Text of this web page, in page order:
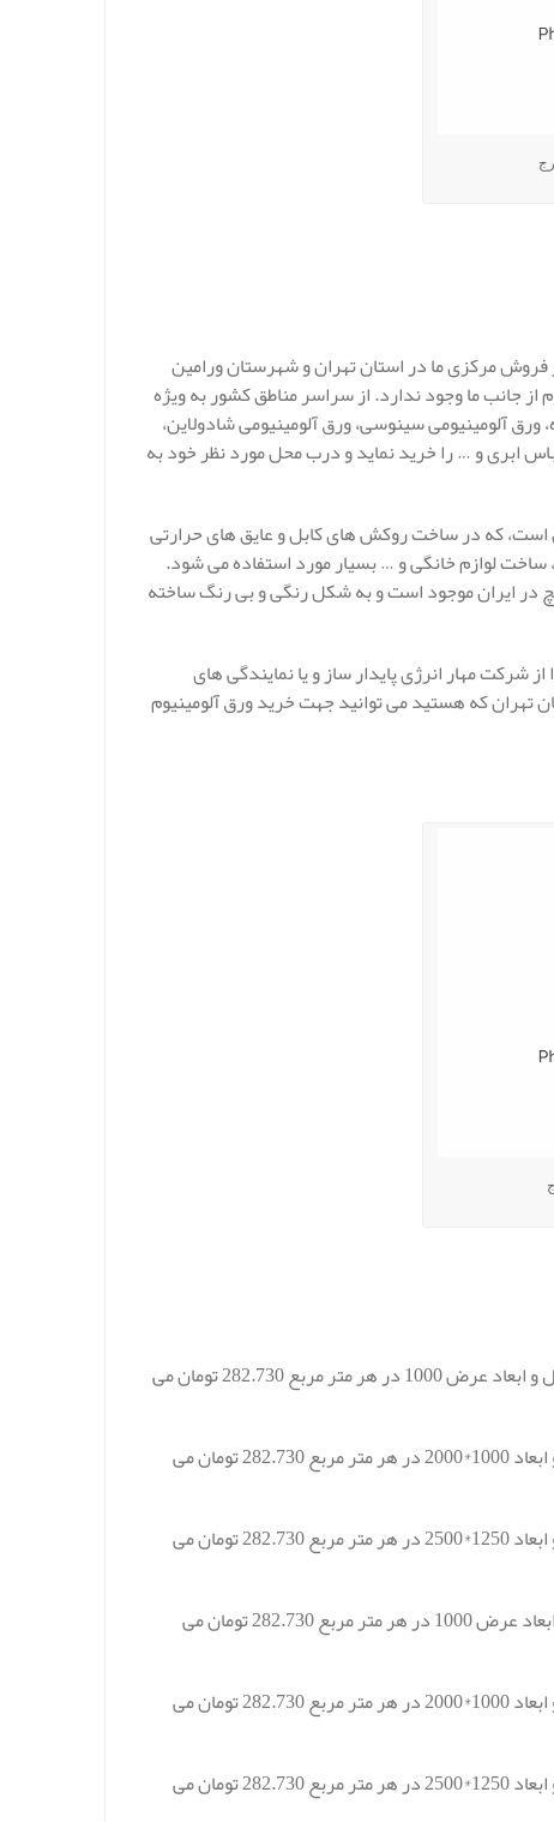
فروش مرکزی ما در استان تهران و شهرستان ورامین
جانب ما وجود ندارد. از سراسر مناطق کشور به ویژه
ورق آلومینیومی سینوسی، ورق آلومینیومی شادولاین،
ابری و … را خرید نماید و درب محل مورد نظر خود به
است، که در ساخت روکش های کابل و عایق های حرارتی
لوازم خانگی و … بسیار مورد استفاده می شود.
های در اندازه و سایز های گوناگونی از 0.008 تا ضخامت 0.25 اینچ در ایران موجود است و به شکل رنگی و بی رنگ ساخته
شرکت مهار انرژی پایدار ساز و یا نمایندگی های
تهران که هستید می توانید جهت خرید ورق آلومینیوم
قیمت ورق آلومینیوم کرج نورد اراک آلیاژ 3105 با ضخامت 0.3 با حالت رول و ابعاد عرض 1000 در هر متر مربع 282.730 تومان می
قیمت ورق آلومینیوم نورد اراک آلیاژ 3105 با ضخامت 0.3 با حالت شیت و ابعاد 1000*2000 در هر متر مربع 282.730 تومان می
قیمت ورق آلومینیوم نورد اراک آلیاژ 3105 با ضخامت 0.3 با حالت شیت و ابعاد 1250*2500 در هر متر مربع 282.730 تومان می
قیمت ورق آلومینیوم نورد اراک آلیاژ 3105 با ضخامت 0.4 با حالت رول و ابعاد عرض 1000 در هر متر مربع 282.730 تومان می
قیمت ورق آلومینیوم نورد اراک آلیاژ 3105 با ضخامت 0.4 با حالت شیت و ابعاد 1000*2000 در هر متر مربع 282.730 تومان می
قیمت ورق آلومینیوم نورد اراک آلیاژ 3105 با ضخامت 0.4 با حالت شیت و ابعاد 1250*2500 در هر متر مربع 282.730 تومان می